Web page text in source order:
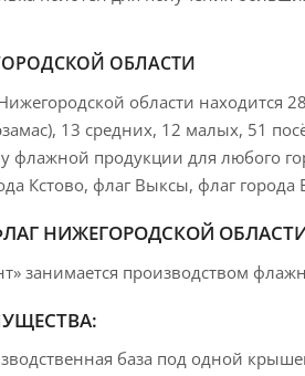
ОБЛАСТИ
области находится
13 средних, 12 малых, 51
флажной продукции для любого
Кстово, флаг Выксы, флаг
НИЖЕГОРОДСКОЙ
занимается производством
база под одной